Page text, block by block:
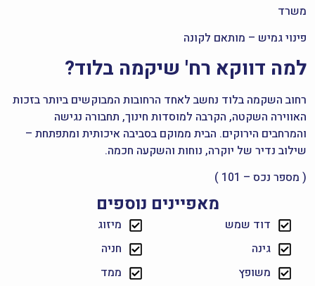
משרד
פינוי גמיש – מותאם לקונה
למה דווקא רח' שיקמה בלוד?
רחוב השקמה בלוד נחשב לאחד הרחובות המבוקשים ביותר בזכות
האווירה השקטה, הקרבה למוסדות חינוך, תחבורה נגישה
והמרחבים הירוקים. הבית ממוקם בסביבה איכותית ומתפתחת –
שילוב נדיר של יוקרה, נוחות והשקעה חכמה.
( מספר נכס – 101 )
מאפיינים נוספים
דוד שמש
מיזוג
גינה
חניה
משופץ
ממד